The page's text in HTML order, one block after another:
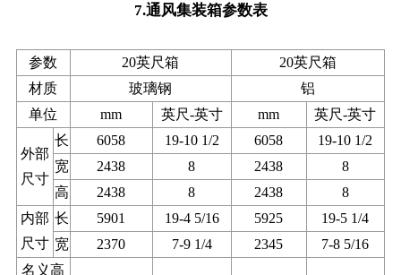
7.通风集装箱参数表
参数 20英尺箱
20英尺箱
材质
玻璃钢
铝
单位
mm 英尺-英寸 mm 英尺-英寸
外部
尺寸
长 6058 19-10 1/2 6058
19-10 1/2
宽
2438 8 2438
8
高
2438 8 2438
8
内部
尺寸
长 5901 19-4 5/16 5925
19-5 1/4
宽
2370 7-9 1/4 2345
7-8 5/16
名义高